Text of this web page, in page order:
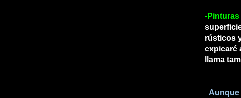
-
rústicos
expicaré
llama
Aunque